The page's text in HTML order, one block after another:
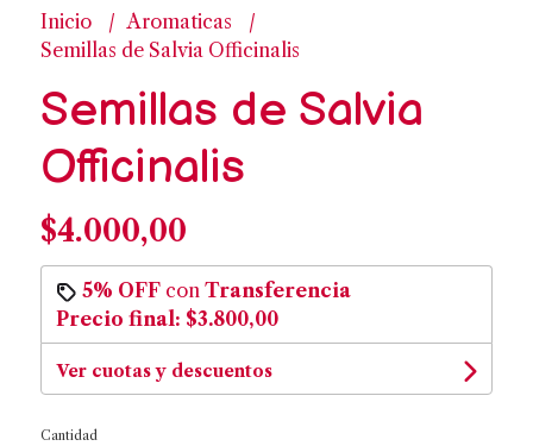
Inicio
Aromaticas
Semillas de Salvia Officinalis
Semillas de Salvia
Officinalis
$4.000,00
5% OFFcon Transferencia
Precio final: $3.800,00
Ver cuotas y descuentos
Cantidad